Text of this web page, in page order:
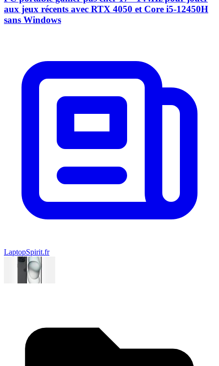
aux jeux récents avec RTX 4050 et Core i5-12450H
sans Windows
LaptopSpirit.fr